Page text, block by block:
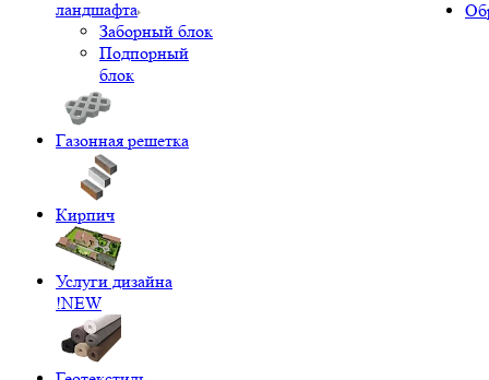
ландшафта
Заборный блок
Подпорный
блок
Газонная решетка
Кирпич
Услуги дизайна
!NEW